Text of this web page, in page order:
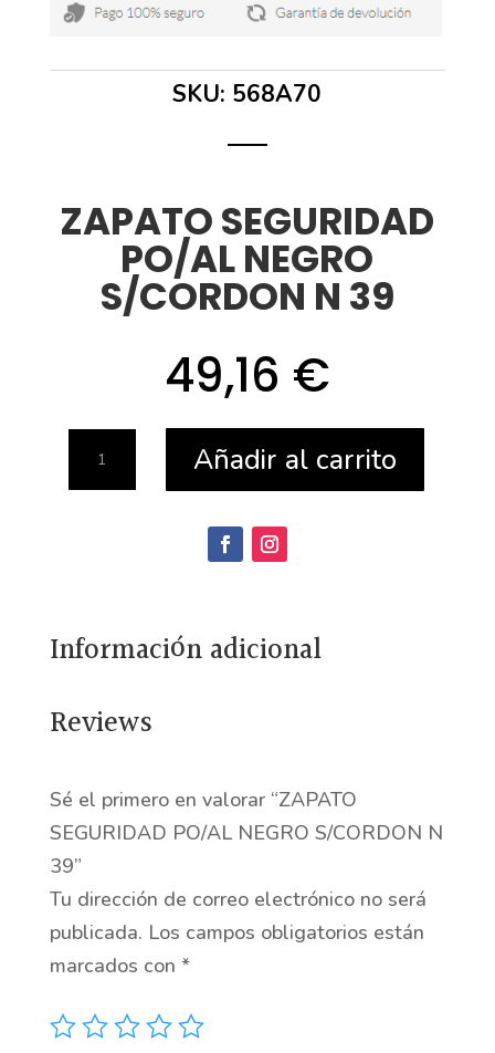
SKU: 568A70
ZAPATO SEGURIDAD
PO/AL NEGRO
S/CORDON N 39
49,16 €
39
Añadir al carrito
Información adicional
Reviews
Sé el primero en valorar “ZAPATO
SEGURIDAD PO/AL NEGRO S/CORDON N
39”
Tu dirección de correo electrónico no será
publicada. Los campos obligatorios están
marcados con *